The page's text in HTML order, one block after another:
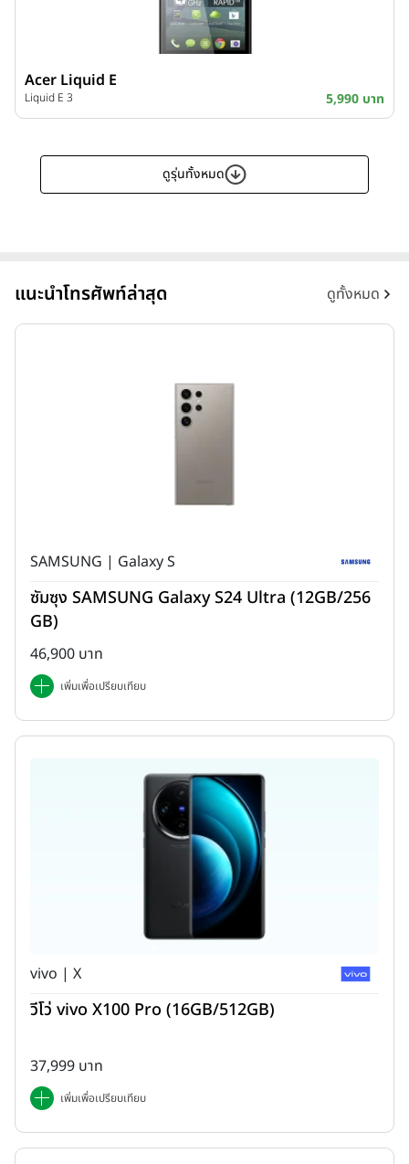
Acer Liquid E
Liquid E 3 5,990 บาท
ดูรุ่นทั้งหมด
แนะนำโทรศัพท์ล่าสุด ดูทั้งหมด
SAMSUNG | Galaxy S
ซัมซุง SAMSUNG Galaxy S24 Ultra (12GB/256
GB)
46,900 บาท
เพิ่มเพื่อเปรียบเทียบ
vivo | X
วีโว่ vivo X100 Pro (16GB/512GB)
37,999 บาท
เพิ่มเพื่อเปรียบเทียบ